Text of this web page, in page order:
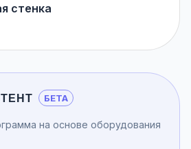
стенка
БЕТА
на основе оборудования